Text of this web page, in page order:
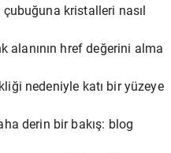
çubuğuna kristalleri nasıl
alanının href değerini alma
nedeniyle katı bir yüzeye
derin bir bakış: blog